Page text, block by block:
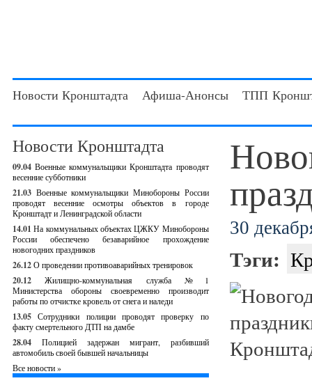
Новости Кронштадта Афиша-Анонсы ТПП
Новости Кронштадта
09.04 Военные коммунальщики Кронштадта проводят
весенние субботники
21.03 Военные коммунальщики Минобороны России
проводят весенние осмотры объектов в городе
Кронштадт и Ленинградской области
14.01 На коммунальных объектах ЦЖКУ Минобороны
России обеспечено безаварийное прохождение
новогодних праздников
26.12О проведении противоаварийных тренировок
20.12
Жилищно-коммунальная служба №1
Министерства обороны своевременно производит
работы по отчистке кровель от снега и наледи
13.05 Сотрудники полиции проводят проверку по
факту смертельного ДТП на дамбе
28.04
Полицией задержан мигрант, разбивший
автомобиль своей бывшей начальницы
Все новости »
30
Тэги: